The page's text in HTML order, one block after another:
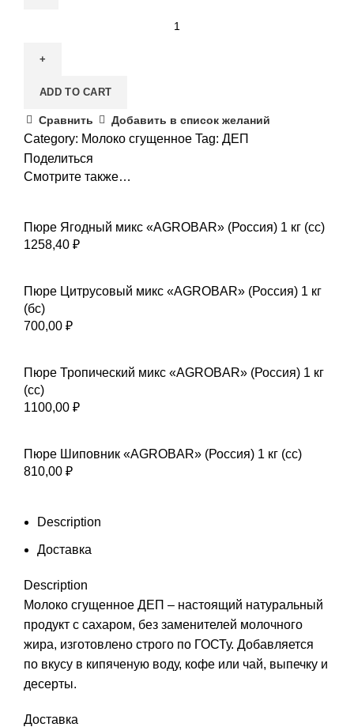
ADD TO CART
Сравнить Добавить в список желаний
Category: Молоко сгущенное Tag: ДЕП
Поделиться
Смотрите также…
Пюре Ягодный микс «AGROBAR» (Россия) 1 кг (сс)
1258,40 ₽
Пюре Цитрусовый микс «AGROBAR» (Россия) 1 кг
(бс)
700,00 ₽
Пюре Тропический микс «AGROBAR» (Россия) 1 кг
(сс)
1100,00 ₽
Пюре Шиповник «AGROBAR» (Россия) 1 кг (сс)
810,00 ₽
Description
Доставка
Description
Молоко сгущенное ДЕП – настоящий натуральный
продукт с сахаром, без заменителей молочного
жира, изготовлено строго по ГОСТу. Добавляется
по вкусу в кипяченую воду, кофе или чай, выпечку и
десерты.
Доставка